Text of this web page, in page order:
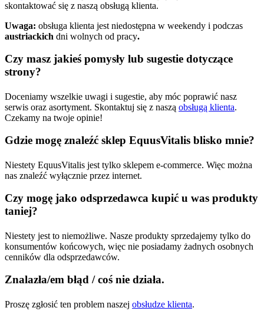
skontaktować się z naszą obsługą klienta.
Uwaga: obsługa klienta jest niedostępna w weekendy i podczas
austriackich dni wolnych od pracy.
Czy masz jakieś pomysły lub sugestie dotyczące
strony?
Doceniamy wszelkie uwagi i sugestie, aby móc poprawić nasz
serwis oraz asortyment. Skontaktuj się z naszą obsługą klienta.
Czekamy na twoje opinie!
Gdzie mogę znaleźć sklep EquusVitalis blisko mnie?
Niestety EquusVitalis jest tylko sklepem e-commerce. Więc można
nas znaleźć wyłącznie przez internet.
Czy mogę jako odsprzedawca kupić u was produkty
taniej?
Niestety jest to niemożliwe. Nasze produkty sprzedajemy tylko do
konsumentów końcowych, więc nie posiadamy żadnych osobnych
cenników dla odsprzedawców.
Znalazła/em błąd / coś nie działa.
Proszę zgłosić ten problem naszej obsłudze klienta.